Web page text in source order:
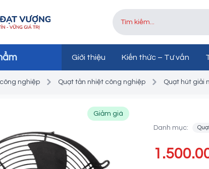
Giới thiệu Kiến thức – Tư vấn
nghiệp Quạt tản nhiệt công nghiệp Quạt hút giải
Giảm giá
Danh mục: